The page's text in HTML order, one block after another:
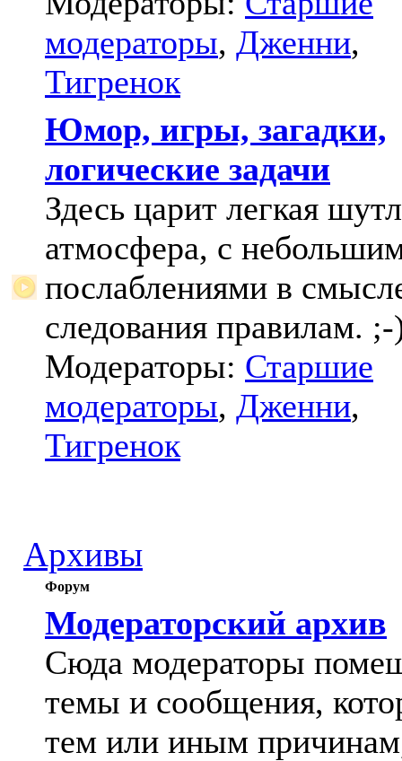
модераторы, Дженни,
Тигренок
Юмор, игры, загадки,
логические задачи
Здесь царит легкая
атмосфера, с
послаблениями в
следования правилам.
Модераторы: Старшие
модераторы, Дженни,
Тигренок
Архивы
Форум
Модераторский архив
Сюда модераторы
темы и сообщения,
тем или иным